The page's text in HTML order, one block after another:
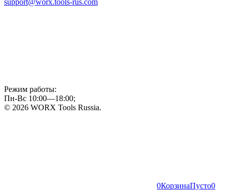
Режим работы:
Пн-Вс 10:00—18:00;
© 2026 WORX Tools Russia.
0КорзинаПусто0